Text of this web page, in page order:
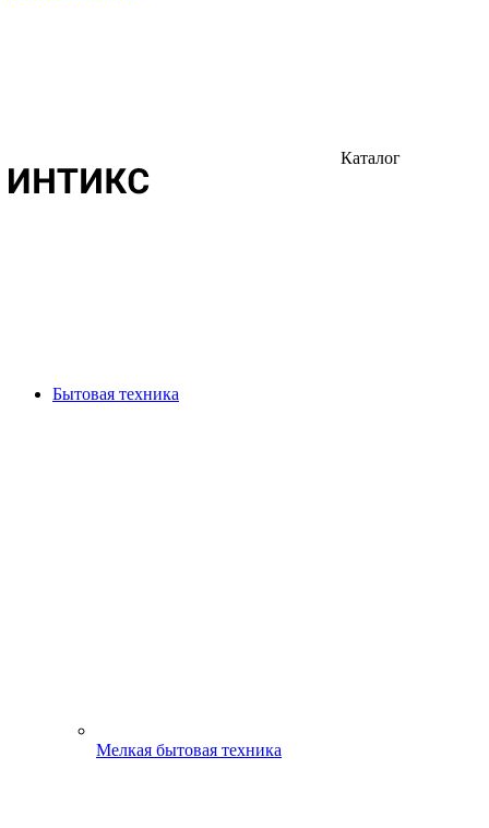
Каталог
Бытовая техника
Мелкая бытовая техника